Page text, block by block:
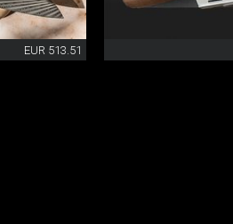
EUR 513.51